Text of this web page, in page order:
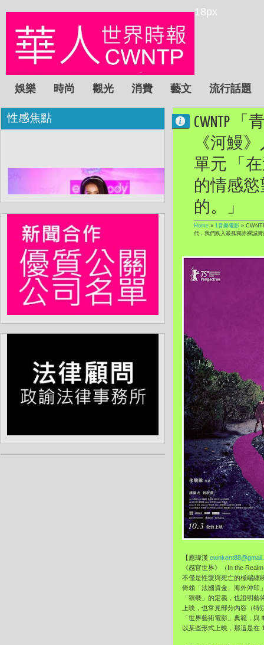
18px
娛樂 時尚 觀光 消費 藝文 流行話題
CWNTP
《河鰻》
單元 「
的情感
的。」
Home » 1音樂電影 »
代，我們跌入最孤獨赤裸誠
【應瑋漢
《感官世界》（In the
不僅是性愛與死亡的極端纏
倚賴「法國資金、海外沖印
「猥褻」的定義，也證明
上映，也常見部分內容（
「世界藝術電影」典範，
以某些形式上映，那這是在
性感焦點